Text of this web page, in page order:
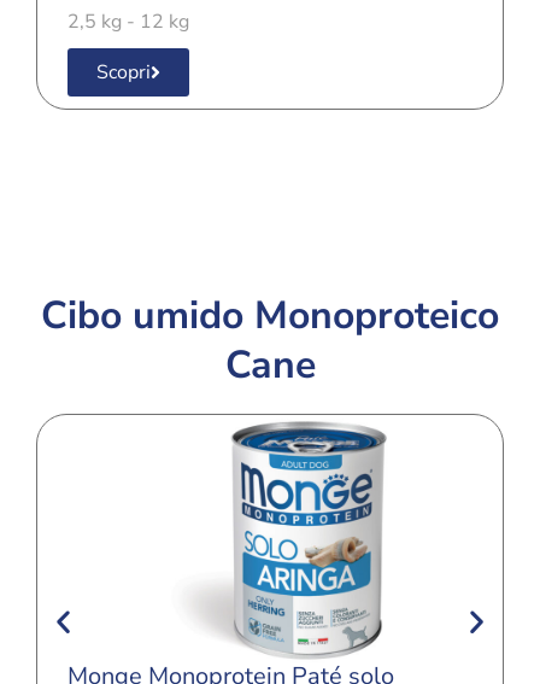
2,5 kg - 12 kg
Scopri
Cibo umido Monoproteico
Cane
Monge Monoprotein Paté solo